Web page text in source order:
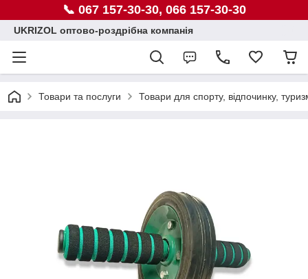
📞 067 157-30-30, 066 157-30-30
UKRIZOL оптово-роздрібна компанія
Товари та послуги Товари для спорту, відпочинку,